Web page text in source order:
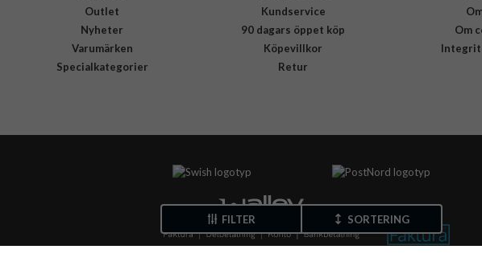
FILTER SORTERING
Outlet
Nyheter
Varumärken
Specialkategorier
Kundservice
90 dagars öppet köp
Köpevillkor
Retur
Om